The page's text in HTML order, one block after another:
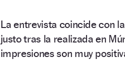
La entrevista coincide con
justo tras la realizada en
impresiones son muy